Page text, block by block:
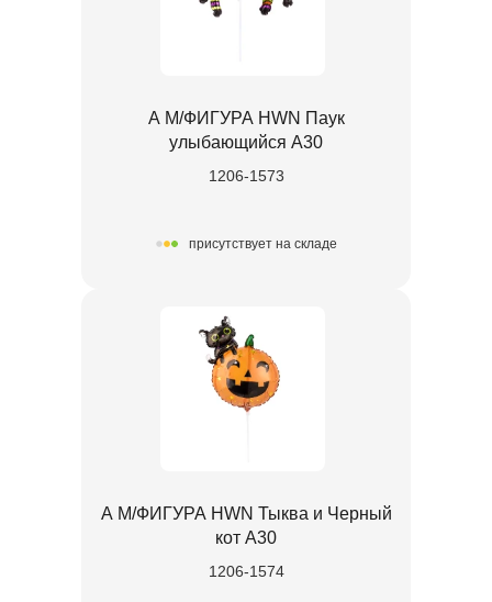
А М/ФИГУРА HWN Паук
улыбающийся А30
1206-1573
присутствует на складе
А М/ФИГУРА HWN Тыква и Черный
кот А30
1206-1574